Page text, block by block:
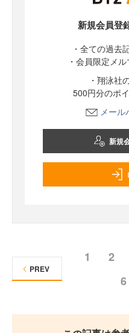
新規会員登
・全ての過去
・会員限定メ
・翔泳社
500円分のポ
メール
新規
1 2
6
PREV